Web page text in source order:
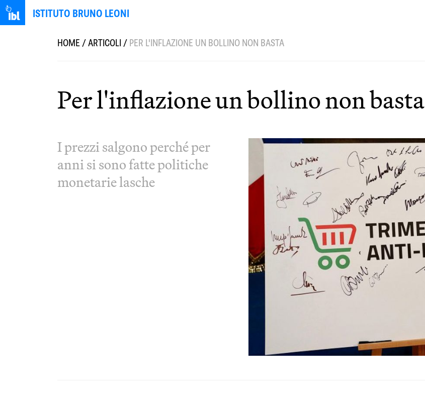
ISTITUTO BRUNO LEONI
HOME/ARTICOLI/PER L'INFLAZIONE UN BOLLINO NON BASTA
Per l'inflazione un bollino non basta
I prezzi salgono perché per
anni si sono fatte politiche
monetarie lasche